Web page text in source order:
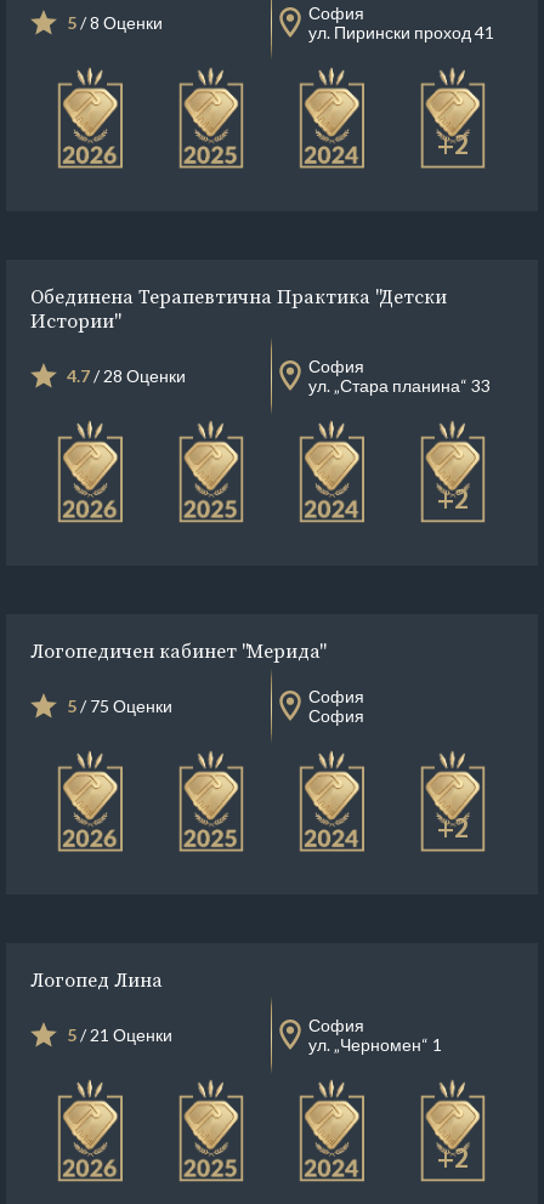
5/ 8 Оценки
София
ул. Пирински проход 41
+2
Обединена Терапевтична Практика "Детски
Истории"
4.7/ 28 Оценки
София
ул. „Стара планина“ 33
+2
Логопедичен кабинет "Мерида"
5/ 75 Оценки
София
София
+2
Логопед Лина
5/ 21 Оценки
София
ул. „Черномен“ 1
+2